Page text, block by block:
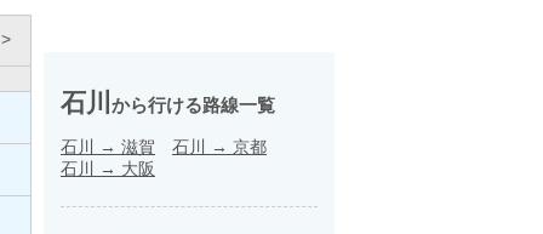
石川 から行ける路線一覧
石川 → 滋賀 石川 → 京都
石川
→ 大阪